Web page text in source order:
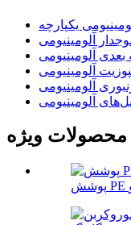
یکپارچه
آلومینیومی
آلومینیومی
آلومینیومی
آلومینیومی
آلومینیومی
محصولات ویژه